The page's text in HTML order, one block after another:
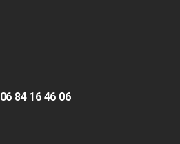
06 84 16 46 06